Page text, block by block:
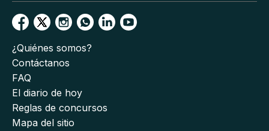
¿Quiénes somos?
Contáctanos
FAQ
El diario de hoy
Reglas de concursos
Mapa del sitio